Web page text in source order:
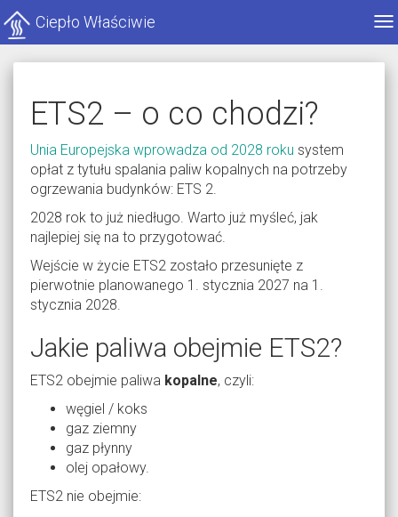
Ciepło Właściwie
ETS2 – o co chodzi?
Unia Europejska wprowadza od 2028 roku system
opłat z tytułu spalania paliw kopalnych na potrzeby
ogrzewania budynków: ETS 2.
2028 rok to już niedługo. Warto już myśleć, jak
najlepiej się na to przygotować.
Wejście w życie ETS2 zostało przesunięte z
pierwotnie planowanego 1. stycznia 2027 na 1.
stycznia 2028.
Jakie paliwa obejmie ETS2?
ETS2 obejmie paliwa kopalne, czyli:
węgiel / koks
gaz ziemny
gaz płynny
olej opałowy.
ETS2 nie obejmie: